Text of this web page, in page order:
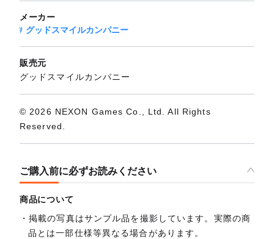
メーカー
グッドスマイルカンパニー
販売元
グッドスマイルカンパニー
© 2026 NEXON Games Co., Ltd. All Rights
Reserved.
ご購入前に必ずお読みください
商品について
掲載の写真はサンプル品を撮影しています。実際の商
品とは一部仕様等異なる場合があります。